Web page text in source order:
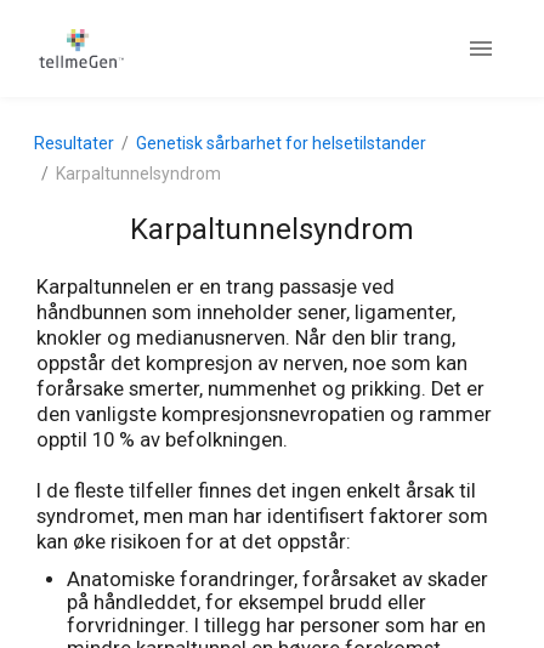
Resultater
Genetisk sårbarhet for helsetilstander
Karpaltunnelsyndrom
Karpaltunnelsyndrom
Karpaltunnelen er en trang passasje ved
håndbunnen som inneholder sener, ligamenter,
knokler og medianusnerven. Når den blir trang,
oppstår det kompresjon av nerven, noe som kan
forårsake smerter, nummenhet og prikking. Det er
den vanligste kompresjonsnevropatien og rammer
opptil 10 % av befolkningen.
I de fleste tilfeller finnes det ingen enkelt årsak til
syndromet, men man har identifisert faktorer som
kan øke risikoen for at det oppstår:
Anatomiske forandringer, forårsaket av skader
på håndleddet, for eksempel brudd eller
forvridninger. I tillegg har personer som har en